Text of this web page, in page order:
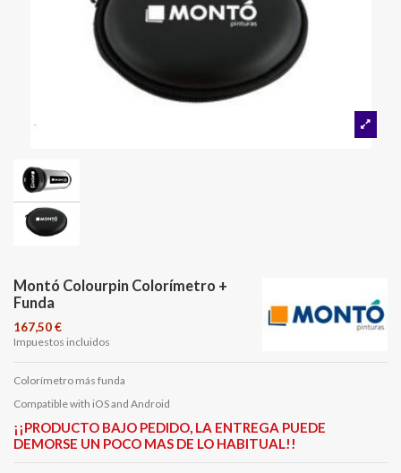
Montó Colourpin Colorímetro +
Funda
167,50 €
Impuestos incluidos
Colorímetro más funda
Compatible with iOS and Android
¡¡PRODUCTO BAJO PEDIDO, LA ENTREGA PUEDE
DEMORSE UN POCO MAS DE LO HABITUAL!!